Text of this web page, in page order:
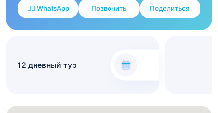
✍🏻 WhatsApp Позвонить Поделиться
12 дневный тур